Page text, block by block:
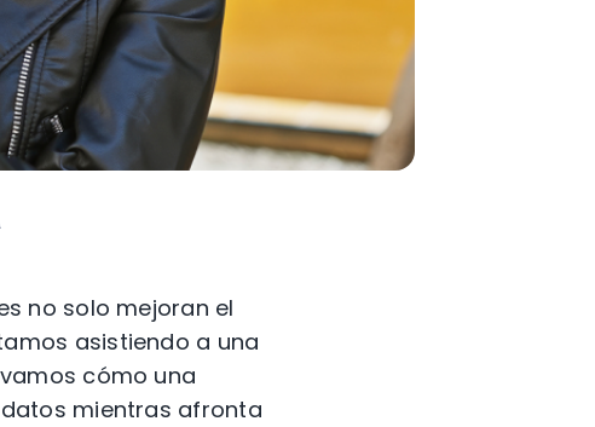
no solo mejoran el
asistiendo a una
cómo una
mientras afronta